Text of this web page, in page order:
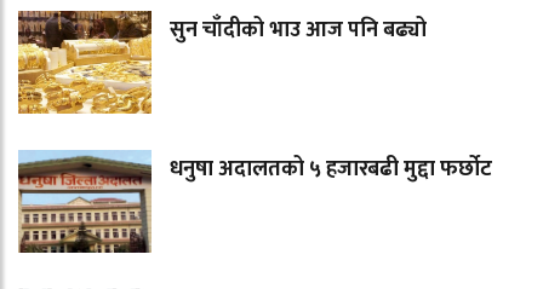
सुन चाँदीको भाउ आज पनि बढ्यो
धनुषा अदालतको ५ हजारबढी मुद्दा फर्छोट